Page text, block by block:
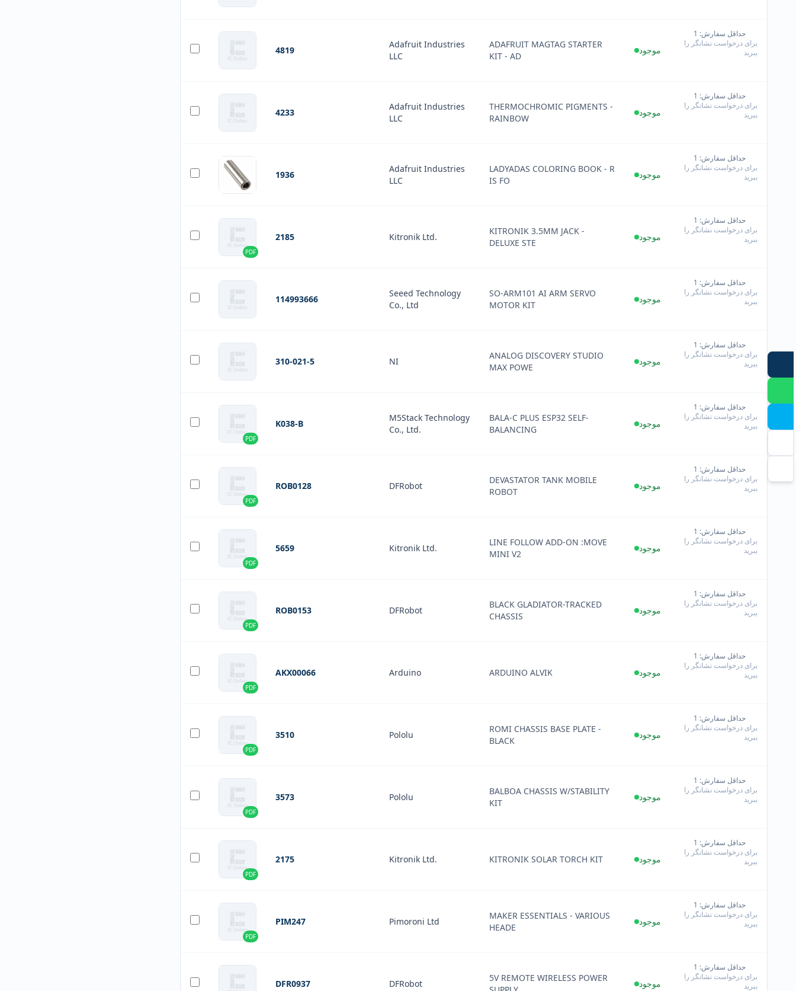
4819
Adafruit Industries
LLC
ADAFRUIT MAGTAG STARTER
KIT - AD
موجود
−
حداقل سفارش: 1
برای درخواست نشانگر را
ببرید
4233
Adafruit Industries
LLC
THERMOCHROMIC PIGMENTS -
RAINBOW
موجود
−
حداقل سفارش: 1
برای درخواست نشانگر را
ببرید
1936
Adafruit Industries
LLC
LADYADAS COLORING BOOK - R
IS FO
موجود
−
حداقل سفارش: 1
برای درخواست نشانگر را
ببرید
PDF
2185 Kitronik Ltd.
KITRONIK 3.5MM JACK -
DELUXE STE
موجود
−
حداقل سفارش: 1
برای درخواست نشانگر را
ببرید
114993666
Seeed Technology
Co., Ltd
SO-ARM101 AI ARM SERVO
MOTOR KIT
موجود
−
حداقل سفارش: 1
برای درخواست نشانگر را
ببرید
310-021-5 NI
ANALOG DISCOVERY STUDIO
MAX POWE
موجود
−
حداقل سفارش: 1
برای درخواست نشانگر را
ببرید
PDF
K038-B
M5Stack Technology
Co., Ltd.
BALA-C PLUS ESP32 SELF-
BALANCING
موجود
−
حداقل سفارش: 1
برای درخواست نشانگر را
ببرید
PDF
ROB0128 DFRobot
DEVASTATOR TANK MOBILE
ROBOT
موجود
−
حداقل سفارش: 1
برای درخواست نشانگر را
ببرید
PDF
5659 Kitronik Ltd.
LINE FOLLOW ADD-ON :MOVE
MINI V2
موجود
−
حداقل سفارش: 1
برای درخواست نشانگر را
ببرید
PDF
ROB0153 DFRobot
BLACK GLADIATOR-TRACKED
CHASSIS
موجود
−
حداقل سفارش: 1
برای درخواست نشانگر را
ببرید
PDF
AKX00066 Arduino ARDUINO ALVIK موجود
−
حداقل سفارش: 1
برای درخواست نشانگر را
ببرید
PDF
3510 Pololu
ROMI CHASSIS BASE PLATE -
BLACK
موجود
−
حداقل سفارش: 1
برای درخواست نشانگر را
ببرید
PDF
3573 Pololu
BALBOA CHASSIS W/STABILITY
KIT
موجود
−
حداقل سفارش: 1
برای درخواست نشانگر را
ببرید
PDF
2175 Kitronik Ltd. KITRONIK SOLAR TORCH KIT موجود
−
حداقل سفارش: 1
برای درخواست نشانگر را
ببرید
PDF
PIM247 Pimoroni Ltd
MAKER ESSENTIALS - VARIOUS
HEADE
موجود
−
حداقل سفارش: 1
برای درخواست نشانگر را
ببرید
DFR0937 DFRobot
5V REMOTE WIRELESS POWER
موجود
−
حداقل سفارش: 1
برای درخواست نشانگر را
ببرید